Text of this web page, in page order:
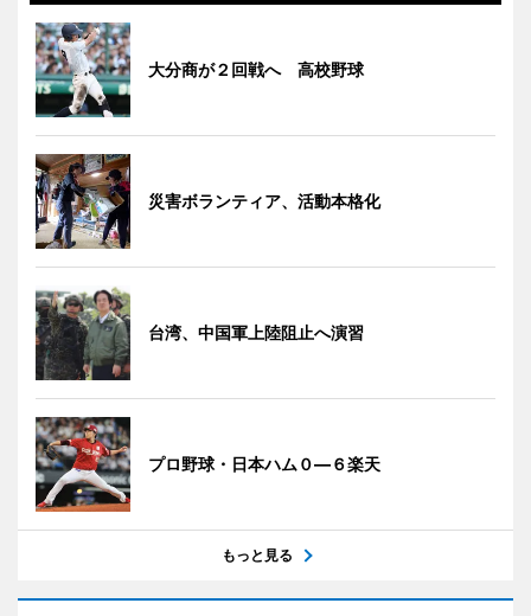
大分商が２回戦へ 高校野球
災害ボランティア、活動本格化
台湾、中国軍上陸阻止へ演習
プロ野球・日本ハム０―６楽天
もっと見る